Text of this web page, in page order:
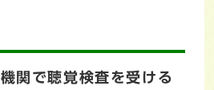
関で聴覚検査を受ける